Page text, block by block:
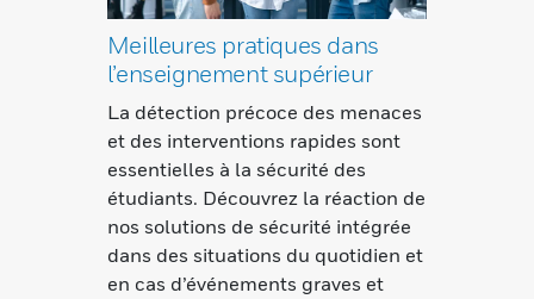
Meilleures pratiques dans
l’enseignement supérieur
La détection précoce des menaces
et des interventions rapides sont
essentielles à la sécurité des
étudiants. Découvrez la réaction de
nos solutions de sécurité intégrée
dans des situations du quotidien et
en cas d’événements graves et